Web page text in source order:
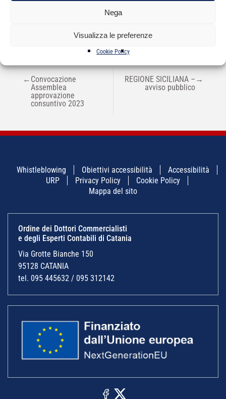
Nega
Visualizza le preferenze
Cookie Policy
NAVIGAZIONE
ARTICOLI
← Convocazione
Assemblea
approvazione
consuntivo 2023
REGIONE SICILIANA –
avviso pubblico
→
Whistleblowing Obiettivi accessibilità
Accessibilità
URP
Privacy Policy
Cookie Policy
Mappa del sito
Ordine dei Dottori Commercialisti
e degli Esperti Contabili di Catania
Via Grotte Bianche 150
95128 CATANIA
tel. 095 445632 / 095 312142